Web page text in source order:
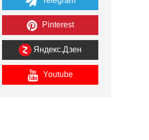
Pinterest
Яндекс.Дзен
Youtube